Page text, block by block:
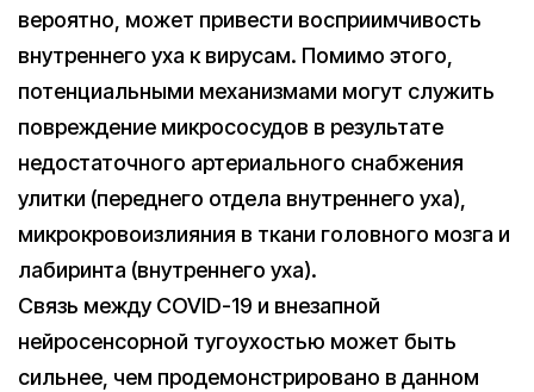
вероятно, может привести восприимчивость
внутреннего уха к вирусам. Помимо этого,
потенциальными механизмами могут служить
повреждение микрососудов в результате
недостаточного артериального снабжения
улитки (переднего отдела внутреннего уха),
микрокровоизлияния в ткани головного мозга и
лабиринта (внутреннего уха).
Связь между COVID-19 и внезапной
нейросенсорной тугоухостью может быть
сильнее, чем продемонстрировано в данном